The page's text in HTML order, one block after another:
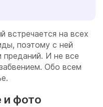
встречается на всех
поэтому с ней
преданий. И не все
Обо всем
и фото